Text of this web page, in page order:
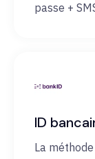
passe +
ID
La